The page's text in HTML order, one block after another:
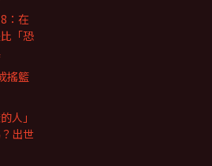
：在
「恐
搖籃
人」
出世